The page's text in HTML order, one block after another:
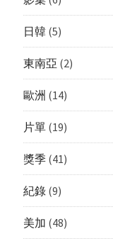
日韓 (5)
東南亞 (2)
歐洲 (14)
片單 (19)
獎季 (41)
紀錄 (9)
美加 (48)